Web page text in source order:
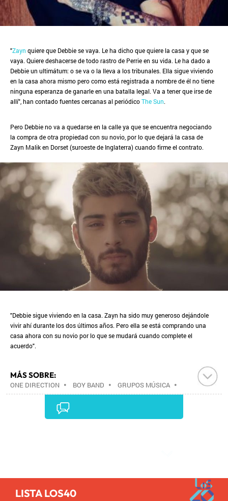
"Zayn quiere que Debbie se vaya. Le ha dicho que quiere la casa y que se
vaya. Quiere deshacerse de todo rastro de Perrie en su vida. Le ha dado a
Debbie un ultimátum: o se va o la lleva a los tribunales. Ella sigue viviendo
en la casa ahora mismo pero como está registrada a nombre de él no tiene
ninguna esperanza de ganarle en una batalla legal. Va a tener que irse de
allí", han contado fuentes cercanas al periódicoThe Sun.
Pero Debbie no va a quedarse en la calle ya que se encuentra negociando
la compra de otra propiedad con su novio, por lo que dejará la casa de
Zayn Malik en Dorset (suroeste de Inglaterra) cuando firme el contrato.
"Debbie sigue viviendo en la casa. Zayn ha sido muy generoso dejándole
vivir ahí durante los dos últimos años. Pero ella se está comprando una
casa ahora con su novio por lo que se mudará cuando complete el
acuerdo".
MÁS SOBRE:
ONE DIRECTION • BOY BAND • GRUPOS MÚSICA •
•
LISTA LOS40